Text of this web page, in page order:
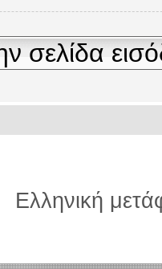
σελίδα
Ελληνική